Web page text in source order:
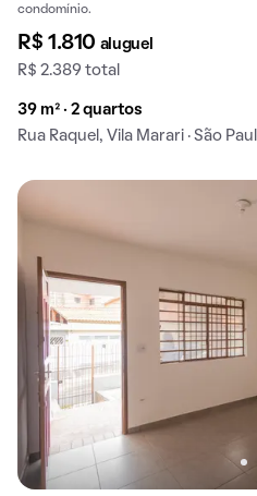
condomínio.
R$ 1.810 aluguel
R$ 2.389 total
39 m² · 2 quartos
Rua Raquel, Vila Marari · São